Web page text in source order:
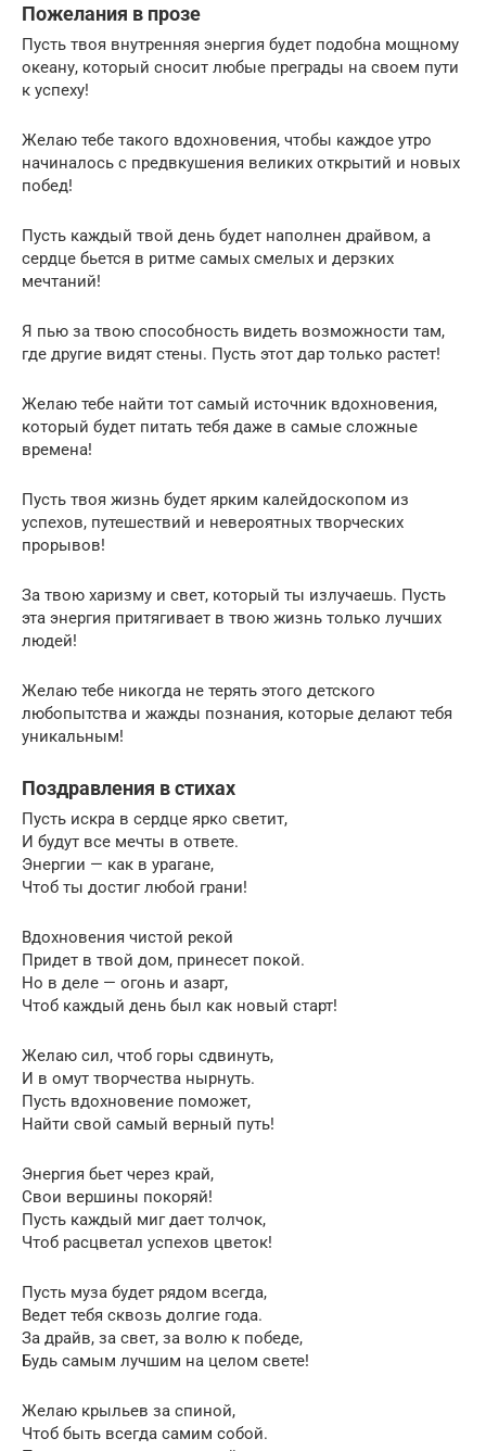
Пожелания в прозе
Пусть твоя внутренняя энергия будет подобна мощному
океану, который сносит любые преграды на своем пути
к успеху!
Желаю тебе такого вдохновения, чтобы каждое утро
начиналось с предвкушения великих открытий и новых
побед!
Пусть каждый твой день будет наполнен драйвом, а
сердце бьется в ритме самых смелых и дерзких
мечтаний!
Я пью за твою способность видеть возможности там,
где другие видят стены. Пусть этот дар только растет!
Желаю тебе найти тот самый источник вдохновения,
который будет питать тебя даже в самые сложные
времена!
Пусть твоя жизнь будет ярким калейдоскопом из
успехов, путешествий и невероятных творческих
прорывов!
За твою харизму и свет, который ты излучаешь. Пусть
эта энергия притягивает в твою жизнь только лучших
людей!
Желаю тебе никогда не терять этого детского
любопытства и жажды познания, которые делают тебя
уникальным!
Поздравления в стихах
Пусть искра в сердце ярко светит,
И будут все мечты в ответе.
Энергии — как в урагане,
Чтоб ты достиг любой грани!
Вдохновения чистой рекой
Придет в твой дом, принесет покой.
Но в деле — огонь и азарт,
Чтоб каждый день был как новый старт!
Желаю сил, чтоб горы сдвинуть,
И в омут творчества нырнуть.
Пусть вдохновение поможет,
Найти свой самый верный путь!
Энергия бьет через край,
Свои вершины покоряй!
Пусть каждый миг дает толчок,
Чтоб расцветал успехов цветок!
Пусть муза будет рядом всегда,
Ведет тебя сквозь долгие года.
За драйв, за свет, за волю к победе,
Будь самым лучшим на целом свете!
Желаю крыльев за спиной,
Чтоб быть всегда самим собой.